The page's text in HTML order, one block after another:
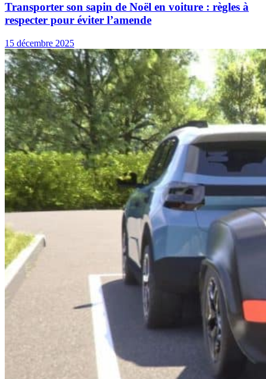
Transporter son sapin de Noël en voiture : règles à
respecter pour éviter l’amende
15 décembre 2025